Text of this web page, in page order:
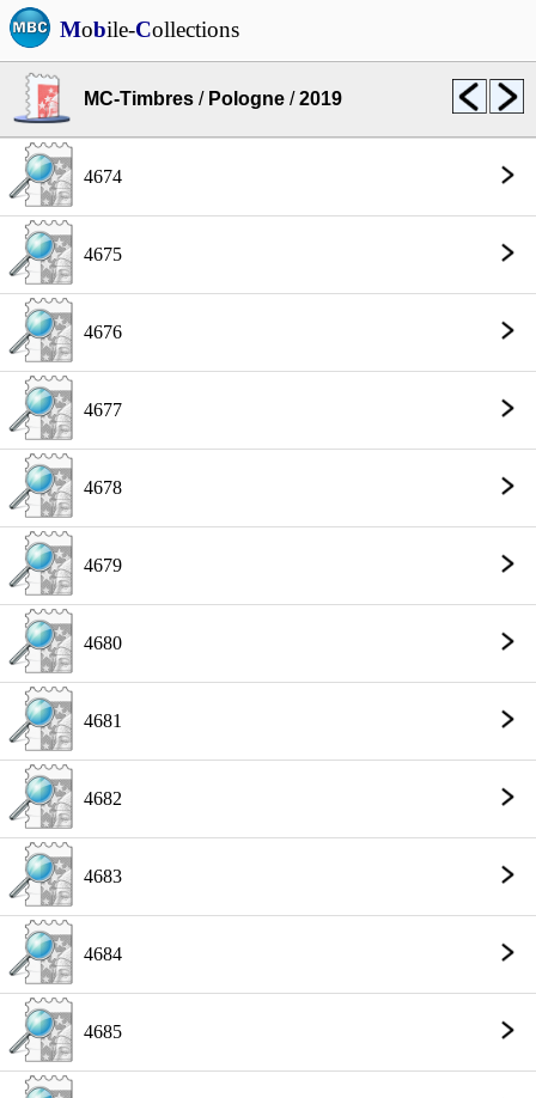
Mobile-Collections
MC-Timbres / Pologne /2019
4674
4675
4676
4677
4678
4679
4680
4681
4682
4683
4684
4685